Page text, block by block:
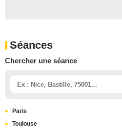
Séances
Chercher une séance
Paris
Toulouse